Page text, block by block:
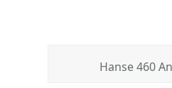
Hanse 460